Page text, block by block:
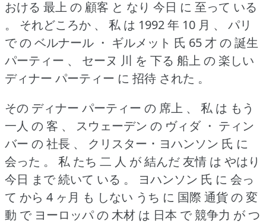
おける 最上 の 顧客 と なり 今日 に 至って いる
。
それどころか 、 私 は 1992 年 10 月 、 パリ
で の ベルナール ・ ギルメット 氏 65 才 の 誕生
パーティー 、 セーヌ 川 を 下る 船上 の 楽しい
ディナー パーティー に 招待 された 。
その ディナー パーティー の 席上 、 私 は もう
一人 の 客 、 スウェーデン の ヴィダ ・ ティン
バー の 社長 、 クリスター ･ ヨハンソン 氏 に
会った 。
私 たち 二 人 が 結んだ 友情 は やはり
今日 まで 続いて いる 。
ヨハンソン 氏 に 会っ
て から 4 ヶ月 も しない うち に 国際 通貨 の 変
動 で ヨーロッパ の 木材 は 日本 で 競争力 が つ